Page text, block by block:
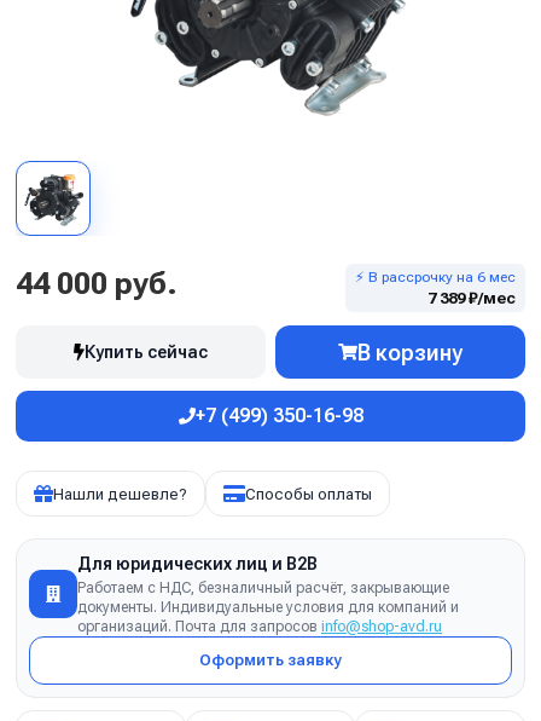
44 000 руб. ⚡ В рассрочку на 6 мес
7 389 ₽/мес
Купить сейчас В корзину
+7 (499) 350-16-98
Нашли дешевле? Способы оплаты
Для юридических лиц и B2B
Работаем с НДС, безналичный расчёт, закрывающие
документы. Индивидуальные условия для компаний и
организаций. Почта для запросов info@shop-avd.ru
Оформить заявку